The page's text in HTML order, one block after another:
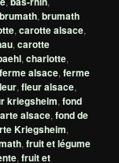
brumath,brumath
,carotte alsace,
,carotte
,charlotte,
ferme alsace,ferme
,fleur alsace,
kriegsheim,fond
alsace,fond de
Kriegsheim,
,fruit et légume
,fruit et